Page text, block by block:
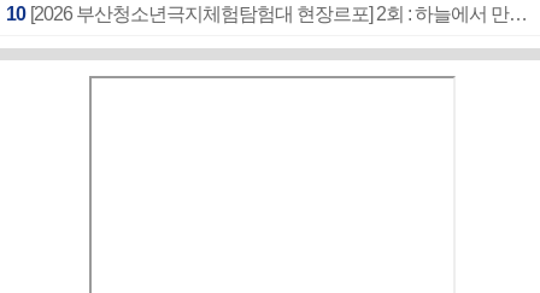
10 [2026 부산청소년극지체험탐험대 현장르포] 2회 : 하늘에서 만난 얼음의 나라